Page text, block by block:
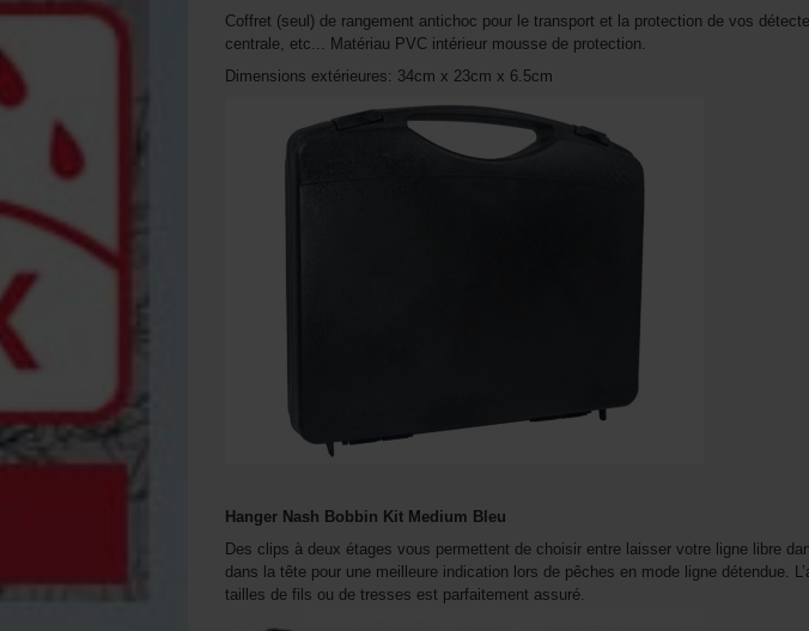
Coffret (seul) de rangement antichoc pour le transport et la protection de vos
centrale, etc... Matériau PVC intérieur mousse de protection.
Dimensions extérieures: 34cm x 23cm x 6.5cm
Hanger Nash Bobbin Kit Medium Bleu
Des clips à deux étages vous permettent de choisir entre laisser votre ligne libre
dans la tête pour une meilleure indication lors de pêches en mode ligne détendue.
tailles de fils ou de tresses est parfaitement assuré.